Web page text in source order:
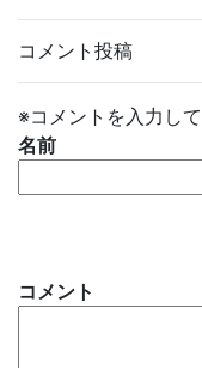
コメント投稿
※コメントを入力して
名前
コメント